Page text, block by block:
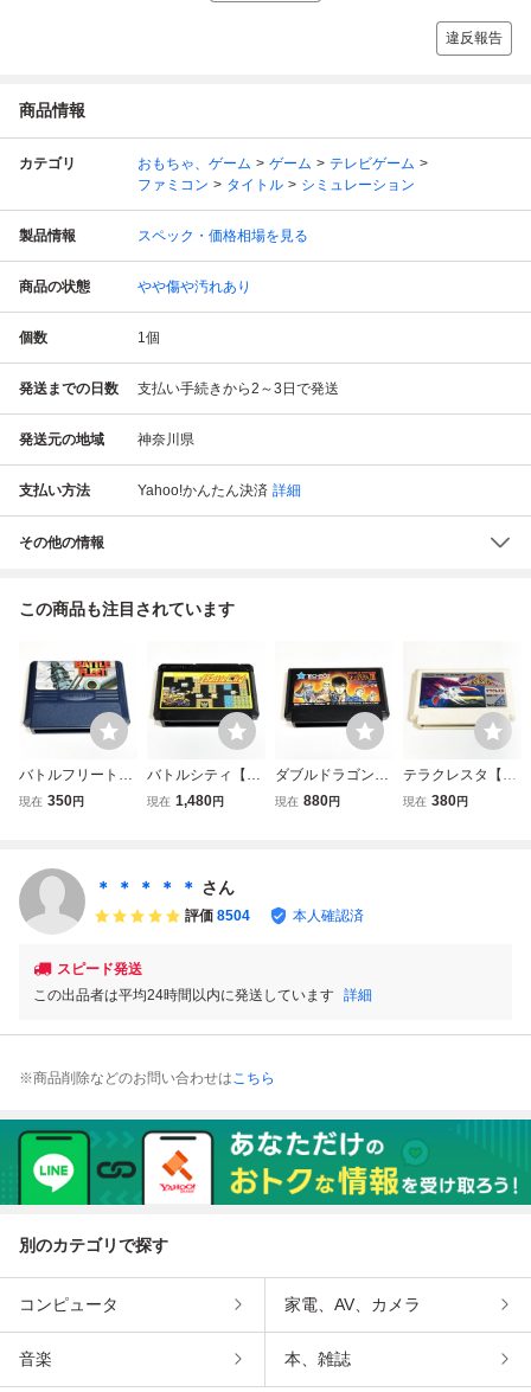
違反報告
商品情報
カテゴリ おもちゃ、ゲーム ゲーム
テレビゲーム
ファミコン
タイトル シミュレーション
製品情報 スペック・価格相場を見る
商品の状態 やや傷や汚れあり
個数 1個
発送までの日数 支払い手続きから2～3日で発送
発送元の地域 神奈川県
支払い方法 Yahoo!かんたん決済 詳細
その他の情報
この商品も注目されています
バトルフリート
【動作確認済】８
現在 350円
バトルシティ【動
作確認済】８本ま
現在 1,480円
ダブルドラゴン３
【動作確認済】８
現在 880円
テラクレスタ【動
作確認済】８本ま
現在 380円
＊ ＊ ＊ ＊ ＊ さん
評価 8504 本人確認済
スピード発送
この出品者は平均24時間以内に発送しています 詳細
※商品削除などのお問い合わせはこちら
別のカテゴリで探す
コンピュータ 家電、AV、カメラ
音楽 本、雑誌